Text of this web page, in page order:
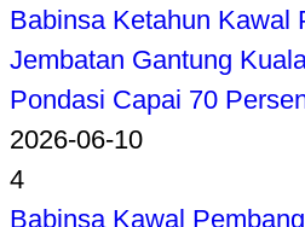
Babinsa Ketahun Kawal
Jembatan Gantung
Pondasi Capai 70
2026-06-10
4
Babinsa Kawal